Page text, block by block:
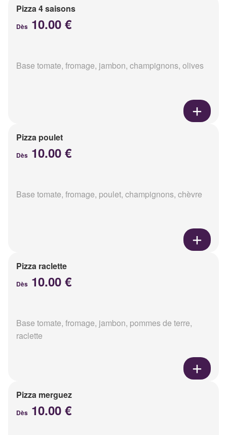
Pizza 4 saisons
Dès 10.00 €
Base tomate, fromage, jambon, champignons, olives
Pizza poulet
Dès 10.00 €
Base tomate, fromage, poulet, champignons, chèvre
Pizza raclette
Dès 10.00 €
Base tomate, fromage, jambon, pommes de terre,
raclette
Pizza merguez
Dès 10.00 €